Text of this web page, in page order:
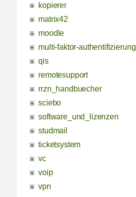
kopierer
matrix42
moodle
multi-faktor-authentifizierung
qis
remotesupport
rrzn_handbuecher
sciebo
software_und_lizenzen
studmail
ticketsystem
vc
voip
vpn